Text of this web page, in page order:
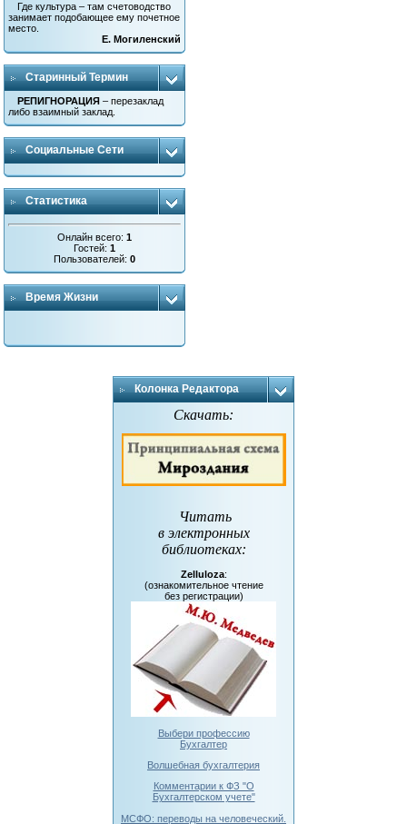
Где культура – там счетоводство
занимает подобающее ему почетное
место.
Е. Могиленский
Старинный Термин
РЕПИГНОРАЦИЯ – перезаклад
либо взаимный заклад.
Социальные Сети
Статистика
Онлайн всего:1
Гостей:1
Пользователей:0
Время Жизни
Колонка Редактора
Скачать:
Читать
в электронных
библиотеках:
Zelluloza:
(ознакомительное чтение
без регистрации)
Выбери профессию
Бухгалтер
Волшебная бухгалтерия
Комментарии к ФЗ "О
Бухгалтерском учете"
МСФО: переводы на человеческий.